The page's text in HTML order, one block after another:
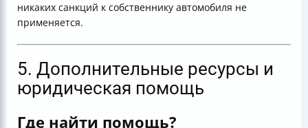
никаких санкций к собственнику автомобиля не
применяется.
5. Дополнительные ресурсы и
юридическая помощь
Где найти помощь?